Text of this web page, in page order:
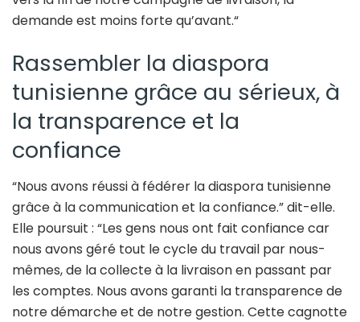
demande est moins forte qu’avant.“
Rassembler la diaspora
tunisienne grâce au sérieux, à
la transparence et la
confiance
“Nous avons réussi à fédérer la diaspora tunisienne
grâce à la communication et la confiance.” dit-elle.
Elle poursuit : “Les gens nous ont fait confiance car
nous avons géré tout le cycle du travail par nous-
mêmes, de la collecte à la livraison en passant par
les comptes. Nous avons garanti la transparence de
notre démarche et de notre gestion. Cette cagnotte